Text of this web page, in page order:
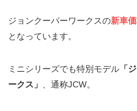
ジョンクーパーワークスの新車
となっています。
ミニシリーズでも特別モデル 「
ークス」 、通称JCW。